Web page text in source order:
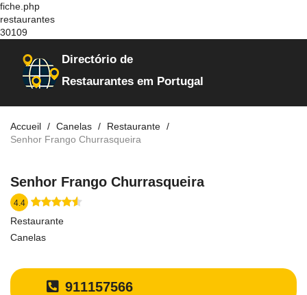
fiche.php
restaurantes
30109
Directório de
Restaurantes em Portugal
Accueil Canelas
Restaurante
Senhor Frango Churrasqueira
Senhor Frango Churrasqueira
4.4
Restaurante
Canelas
911157566